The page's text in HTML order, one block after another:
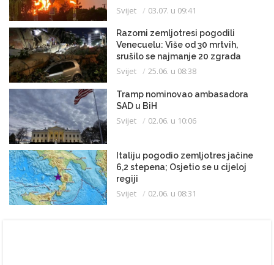
snimci
Svijet 03.07. u 09:41
Razorni zemljotresi pogodili
Venecuelu: Više od 30 mrtvih,
srušilo se najmanje 20 zgrada
Svijet 25.06. u 08:38
Tramp nominovao ambasadora
SAD u BiH
Svijet 02.06. u 10:06
Italiju pogodio zemljotres jačine
6,2 stepena; Osjetio se u cijeloj
regiji
Svijet 02.06. u 08:31